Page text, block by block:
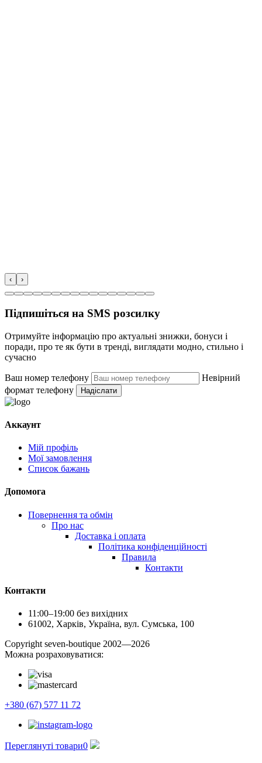
‹ ›
Підпишіться на SMS розсилку
Отримуйте інформацію про актуальні знижки, бонуси і
поради, про те як бути в тренді, виглядати модно, стильно і
сучасно
Ваш номер телефону
Невірний
формат телефону
Надіслати
Аккаунт
Мій профіль
Мої замовлення
Список бажань
Допомога
Повернення та обмін
Про нас
Доставка і оплата
Політика конфіденційності
Правила
Контакти
Контакти
11:00–19:00 без вихідних
61002, Харків, Україна, вул. Сумська, 100
Сopyright seven-boutique 2002—2026
Можна розраховуватися:
+380 (67) 577 11 72
Переглянуті товари0